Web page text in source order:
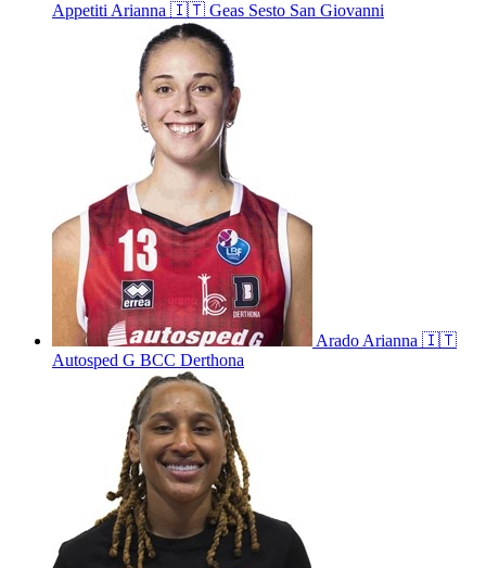
AppetitiArianna 🇮🇹 Geas Sesto San Giovanni
AradoArianna 🇮🇹
Autosped G BCC Derthona